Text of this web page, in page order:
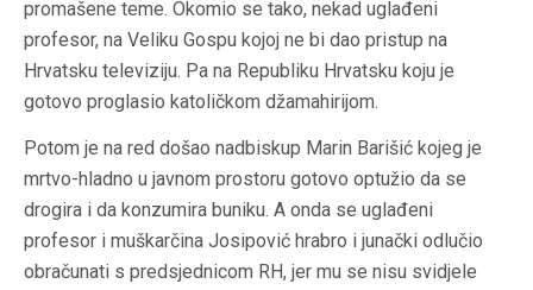
promašene teme. Okomio se tako, nekad uglađeni
profesor, na Veliku Gospu kojoj ne bi dao pristup na
Hrvatsku televiziju. Pa na Republiku Hrvatsku koju je
gotovo proglasio katoličkom džamahirijom.
Potom je na red došao nadbiskup Marin Barišić kojeg je
mrtvo-hladno u javnom prostoru gotovo optužio da se
drogira i da konzumira buniku. A onda se uglađeni
profesor i muškarčina Josipović hrabro i junački odlučio
obračunati s predsjednicom RH, jer mu se nisu svidjele